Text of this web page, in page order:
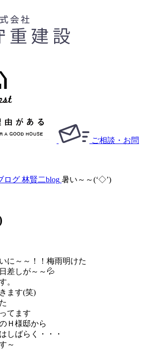
ご相談・お問
ログ 林賢二blog 暑い～～(‘◇’)ゞ
に～～！！梅雨明けた
差しが～～💦
。
ます(笑)
てます
Ｈ様邸から
しばらく・・・
～